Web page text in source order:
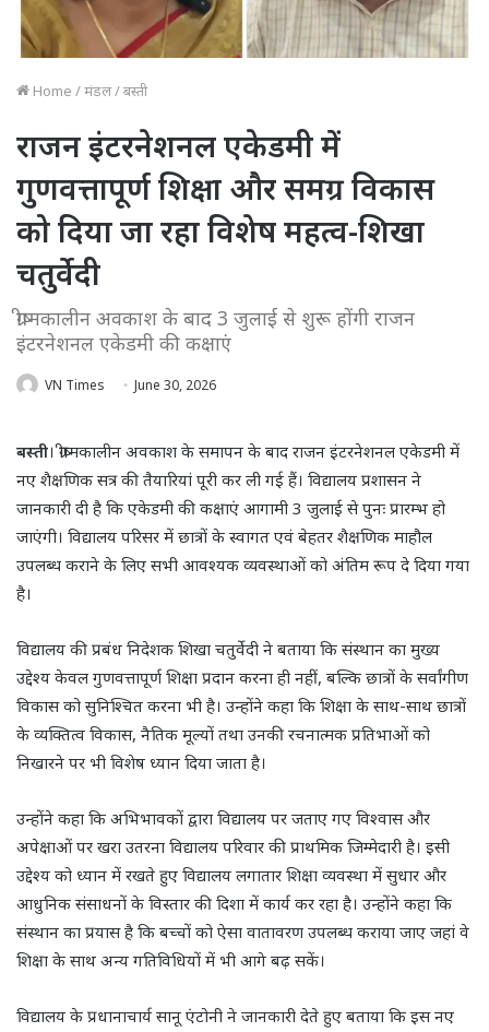
Home /मंडल/बस्ती
राजन इंटरनेशनल एकेडमी में
गुणवत्तापूर्ण शिक्षा और समग्र विकास
को दिया जा रहा विशेष महत्व-शिखा
चतुर्वेदी
ग्रीष्मकालीन अवकाश के बाद 3 जुलाई से शुरू होंगी राजन
इंटरनेशनल एकेडमी की कक्षाएं
VN Times June 30, 2026
बस्ती। ग्रीष्मकालीन अवकाश के समापन के बाद राजन इंटरनेशनल एकेडमी में
नए शैक्षणिक सत्र की तैयारियां पूरी कर ली गई हैं। विद्यालय प्रशासन ने
जानकारी दी है कि एकेडमी की कक्षाएं आगामी 3 जुलाई से पुनः प्रारम्भ हो
जाएंगी। विद्यालय परिसर में छात्रों के स्वागत एवं बेहतर शैक्षणिक माहौल
उपलब्ध कराने के लिए सभी आवश्यक व्यवस्थाओं को अंतिम रूप दे दिया गया
है।
विद्यालय की प्रबंध निदेशक शिखा चतुर्वेदी ने बताया कि संस्थान का मुख्य
उद्देश्य केवल गुणवत्तापूर्ण शिक्षा प्रदान करना ही नहीं, बल्कि छात्रों के सर्वांगीण
विकास को सुनिश्चित करना भी है। उन्होंने कहा कि शिक्षा के साथ-साथ छात्रों
के व्यक्तित्व विकास, नैतिक मूल्यों तथा उनकी रचनात्मक प्रतिभाओं को
निखारने पर भी विशेष ध्यान दिया जाता है।
उन्होंने कहा कि अभिभावकों द्वारा विद्यालय पर जताए गए विश्वास और
अपेक्षाओं पर खरा उतरना विद्यालय परिवार की प्राथमिक जिम्मेदारी है। इसी
उद्देश्य को ध्यान में रखते हुए विद्यालय लगातार शिक्षा व्यवस्था में सुधार और
आधुनिक संसाधनों के विस्तार की दिशा में कार्य कर रहा है। उन्होंने कहा कि
संस्थान का प्रयास है कि बच्चों को ऐसा वातावरण उपलब्ध कराया जाए जहां वे
शिक्षा के साथ अन्य गतिविधियों में भी आगे बढ़ सकें।
विद्यालय के प्रधानाचार्य सानू एंटोनी ने जानकारी देते हुए बताया कि इस नए